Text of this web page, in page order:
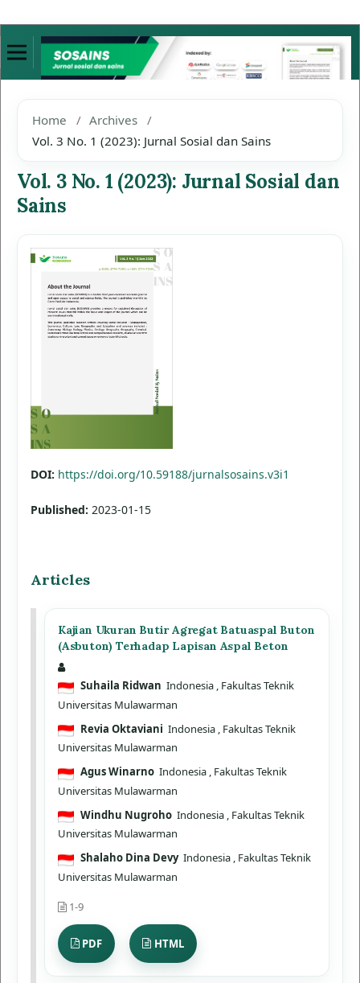
Home / Archives /
Vol. 3 No. 1 (2023): Jurnal Sosial dan Sains
Vol. 3 No. 1 (2023): Jurnal Sosial dan
Sains
DOI: https://doi.org/10.59188/jurnalsosains.v3i1
Published: 2023-01-15
Articles
Kajian Ukuran Butir Agregat Batuaspal Buton
(Asbuton) Terhadap Lapisan Aspal Beton
Suhaila Ridwan Indonesia , Fakultas Teknik
Universitas Mulawarman
Revia Oktaviani Indonesia , Fakultas Teknik
Universitas Mulawarman
Agus Winarno Indonesia , Fakultas Teknik
Universitas Mulawarman
Windhu Nugroho Indonesia , Fakultas Teknik
Universitas Mulawarman
Shalaho Dina Devy Indonesia , Fakultas Teknik
Universitas Mulawarman
1-9
PDF HTML